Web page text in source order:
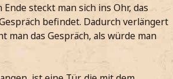
steckt man sich ins Ohr, das
befindet. Dadurch verlängert
man das Gespräch, als würde man